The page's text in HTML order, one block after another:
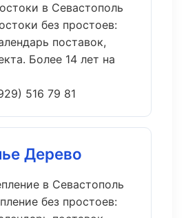
в Севастополь
без простоев:
поставок,
Более 14 лет на
516 79 81
Дерево
в Севастополь
без простоев: